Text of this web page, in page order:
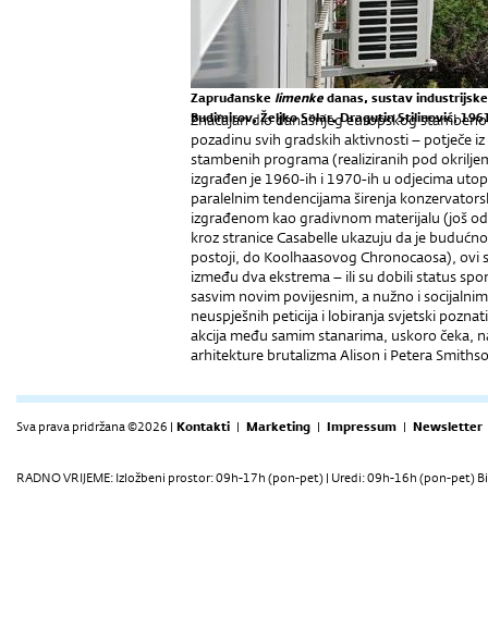
Zapruđanskelimenkedanas, sustav
Budimirov, Željko Solar, Dragutin Stilinović,
Značajan dio današnjeg europskog
pozadinu svih gradskih aktivnosti – potječe
stambenih programa (realiziranih pod
izgrađen je 1960-ih i 1970-ih u odjecima
paralelnim tendencijama širenja
izgrađenom kao gradivnom materijalu (još
kroz stranice Casabelle ukazuju da je
postoji, do Koolhaasovog Chronocaosa), ovi
između dva ekstrema – ili su dobili status
sasvim novim povijesnim, a nužno i
neuspješnih peticija i lobiranja svjetski
akcija među samim stanarima, uskoro čeka,
arhitekture brutalizma Alison i Petera
Sva prava pridržana ©2026 | Kontakti | Marketing | Impressum | Newsletter
RADNO VRIJEME: Izložbeni prostor: 09h-17h (pon-pet) | Uredi: 09h-16h (pon-pet)